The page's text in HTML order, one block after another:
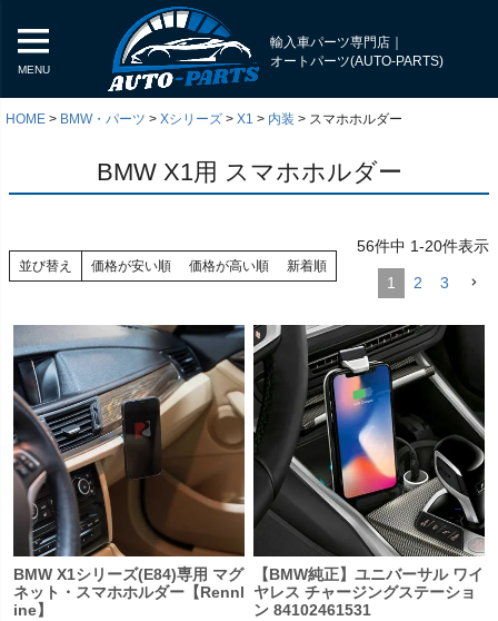
MENU
輸入車パーツ専門店｜
オートパーツ(AUTO-PARTS)
HOME BMW・パーツ Xシリーズ X1 内装 スマホホルダー
BMW X1用 スマホホルダー
並び替え 価格が安い順 価格が高い順 新着順
56件中 1-20件表示
1 2 3
BMW X1シリーズ(E84)専用 マグ
ネット・スマホホルダー【Rennl
ine】
【BMW純正】ユニバーサル ワイ
ヤレス チャージングステーショ
ン 84102461531